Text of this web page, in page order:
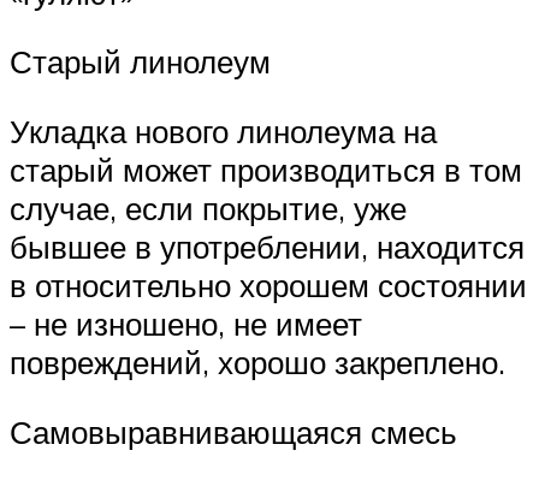
Старый линолеум
Укладка нового линолеума на
старый может производиться в том
случае, если покрытие, уже
бывшее в употреблении, находится
в относительно хорошем состоянии
– не изношено, не имеет
повреждений, хорошо закреплено.
Самовыравнивающаяся смесь